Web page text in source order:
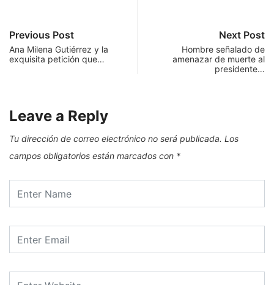
Previous Post
Ana Milena Gutiérrez y la
exquisita petición que…
Next Post
Hombre señalado de
amenazar de muerte al
presidente…
Leave a Reply
Tu dirección de correo electrónico no será publicada. Los
campos obligatorios están marcados con *